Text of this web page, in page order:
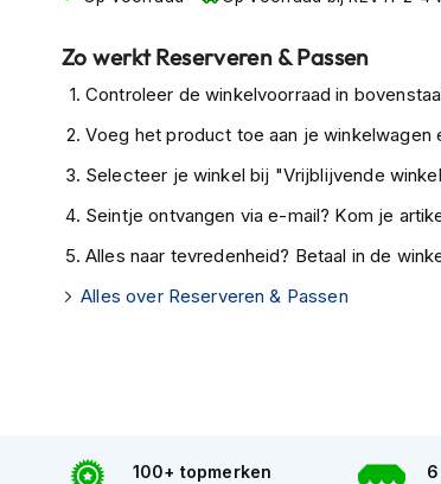
Waterdichte
motorbroeken
Leren
motorbroeken
Gore-
motorbroeken
Zo werkt Reserveren & Passen
Controleer de winkelvoorraad in
Voeg het product toe aan je winkelwagen
Selecteer je winkel bij "Vrijblijvende
Seintje ontvangen via e-mail? Kom je
Alles naar tevredenheid? Betaal in de
Alles over Reserveren & Passen
100+ topmerken